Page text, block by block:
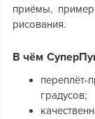
приёмы,
рисования.
В чём
переплёт-
градусов;